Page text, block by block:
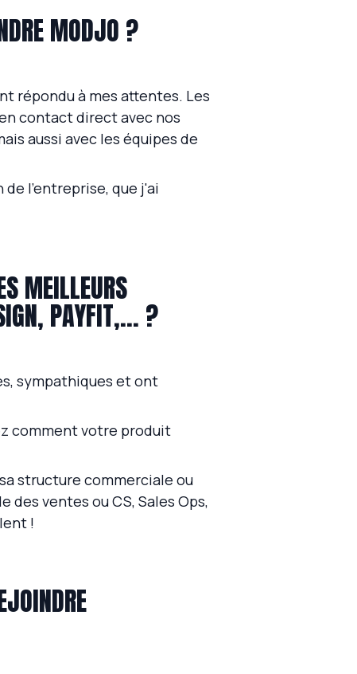
MODJO ?
répondu à mes attentes. Les
contact direct avec nos
aussi avec les équipes de
de l'entreprise, que j'ai
MEILLEURS
PAYFIT,... ?
sympathiques et ont
comment votre produit
structure commerciale ou
ventes ou CS, Sales Ops,
!